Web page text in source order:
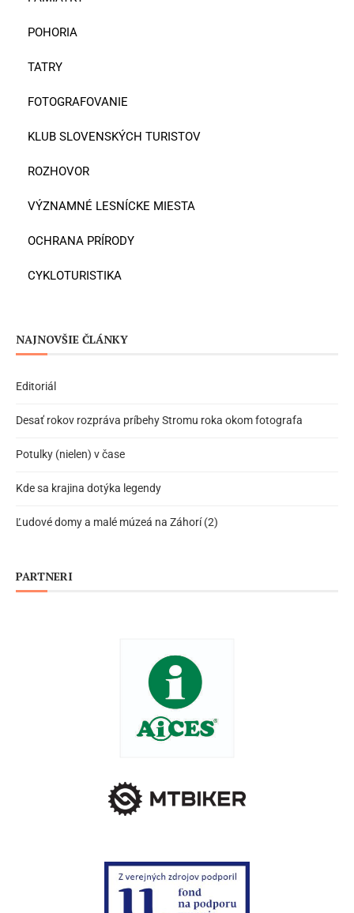
POHORIA
TATRY
FOTOGRAFOVANIE
KLUB SLOVENSKÝCH TURISTOV
ROZHOVOR
VÝZNAMNÉ LESNÍCKE MIESTA
OCHRANA PRÍRODY
CYKLOTURISTIKA
NAJNOVŠIE ČLÁNKY
Editoriál
Desať rokov rozpráva príbehy Stromu roka okom fotografa
Potulky (nielen) v čase
Kde sa krajina dotýka legendy
Ľudové domy a malé múzeá na Záhorí (2)
PARTNERI